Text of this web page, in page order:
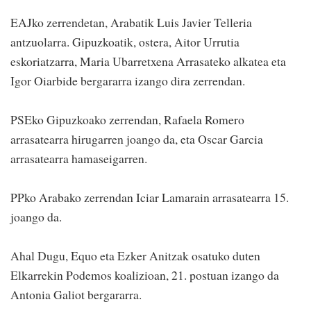
EAJko zerrendetan, Arabatik Luis Javier Telleria
antzuolarra. Gipuzkoatik, ostera, Aitor Urrutia
eskoriatzarra, Maria Ubarretxena Arrasateko alkatea eta
Igor Oiarbide bergararra izango dira zerrendan.
PSEko Gipuzkoako zerrendan, Rafaela Romero
arrasatearra hirugarren joango da, eta Oscar Garcia
arrasatearra hamaseigarren.
PPko Arabako zerrendan Iciar Lamarain arrasatearra 15.
joango da.
Ahal Dugu, Equo eta Ezker Anitzak osatuko duten
Elkarrekin Podemos koalizioan, 21. postuan izango da
Antonia Galiot bergararra.